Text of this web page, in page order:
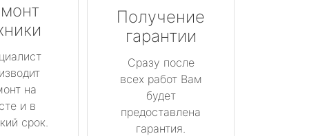
на
и в
срок.
Получение
гарантии
Сразу после
всех работ Вам
будет
предоставлена
гарантия.